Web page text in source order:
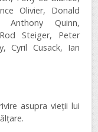
Olivier, Donald
Anthony Quinn,
Steiger, Peter
Cyril Cusack, Ian
asupra vieții lui